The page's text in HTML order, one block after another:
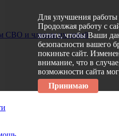
СВО и членам их семей
Для улучшения
Продолжая работу с
хотите, чтобы Ваши
безопасности вашего
покиньте сайт.
внимание, что в
возможности сайта
Принимаю